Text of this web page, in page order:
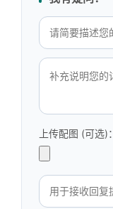
上传配图 (可选)：